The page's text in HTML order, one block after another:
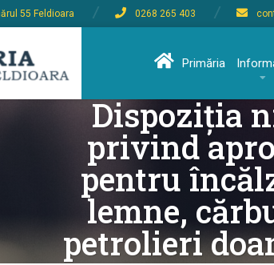
55 Feldioara 0268 265 403
Primăria
Dispoziția
privind
pentru
lemne,
petrolieri